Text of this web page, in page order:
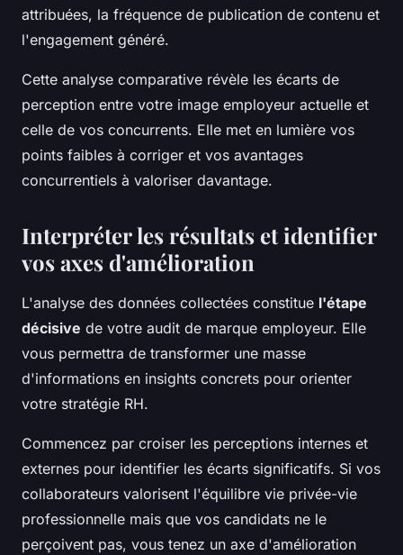
attribuées, la fréquence de publication de contenu et
l'engagement généré.
Cette analyse comparative révèle les écarts de
perception entre votre image employeur actuelle et
celle de vos concurrents. Elle met en lumière vos
points faibles à corriger et vos avantages
concurrentiels à valoriser davantage.
Interpréter les résultats et identifier
vos axes d'amélioration
L'analyse des données collectées constitue l'étape
décisive de votre audit de marque employeur. Elle
vous permettra de transformer une masse
d'informations en insights concrets pour orienter
votre stratégie RH.
Commencez par croiser les perceptions internes et
externes pour identifier les écarts significatifs. Si vos
collaborateurs valorisent l'équilibre vie privée-vie
professionnelle mais que vos candidats ne le
perçoivent pas, vous tenez un axe d'amélioration